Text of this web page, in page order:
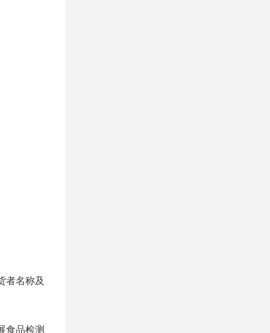
者名称及
食品检测